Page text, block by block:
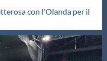
con l'Olanda per il